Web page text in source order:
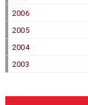
2006
2005
2004
2003